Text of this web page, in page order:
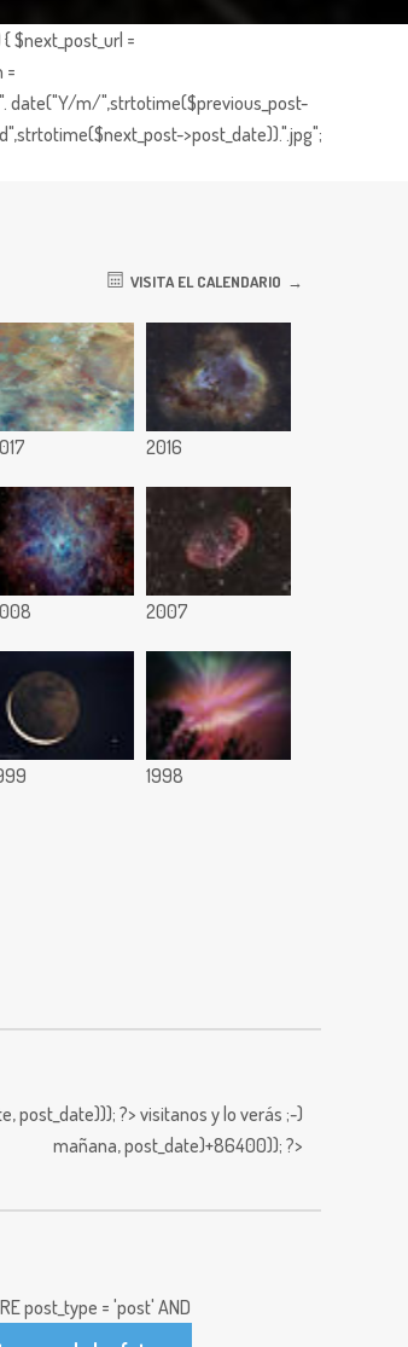
$next_post_url =
=
date("Y/m/",strtotime($previous_post-
>post_date)).".jpg";
VISITA EL CALENDARIO
2016
2007
1998
post_date))); ?> visitanos y lo verás ;-)
mañana,post_date)+86400)); ?>
post_type = 'post' AND